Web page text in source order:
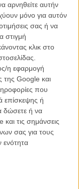
αρνηθείτε αυτήν
μόνο για αυτόν
σας ή να
στιγμή
κλικ στο
η εφαρμογή
της Google και
που
επίσκεψης ή
δώσετε ή να
τις σημάνσεις
σας για τους
απρόσμενα
στα τελευταία
μέχρι το
με πλούσιο και
έρευνα,
πρωταγωνιστές
του. Από τις
μαραθώνιο,
έως το cult
ροκ σταρ του
ιστορία